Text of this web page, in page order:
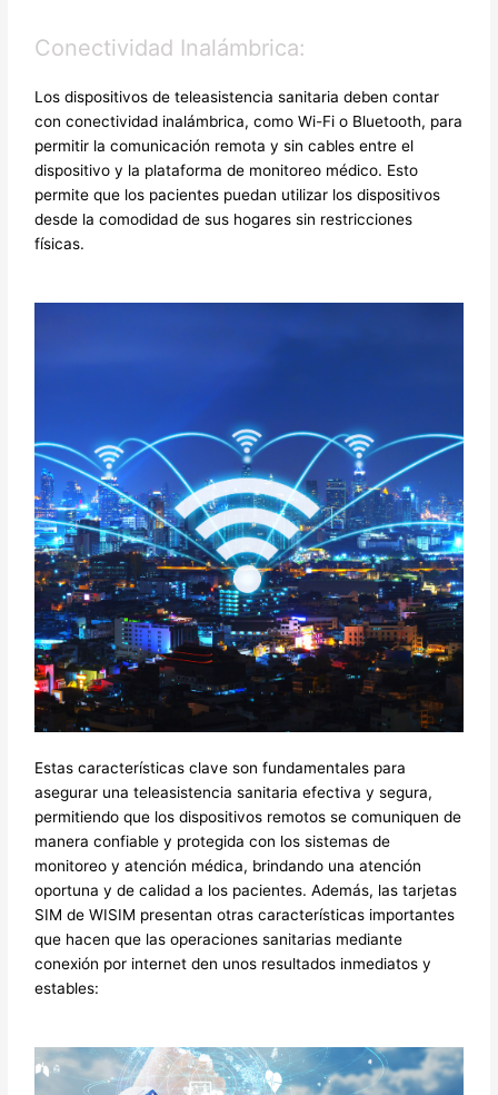
Conectividad Inalámbrica:
Los dispositivos de teleasistencia sanitaria deben contar
con conectividad inalámbrica, como Wi-Fi o Bluetooth, para
permitir la comunicación remota y sin cables entre el
dispositivo y la plataforma de monitoreo médico. Esto
permite que los pacientes puedan utilizar los dispositivos
desde la comodidad de sus hogares sin restricciones
físicas.
Estas características clave son fundamentales para
asegurar una teleasistencia sanitaria efectiva y segura,
permitiendo que los dispositivos remotos se comuniquen de
manera confiable y protegida con los sistemas de
monitoreo y atención médica, brindando una atención
oportuna y de calidad a los pacientes. Además, las tarjetas
SIM de WISIM presentan otras características importantes
que hacen que las operaciones sanitarias mediante
conexión por internet den unos resultados inmediatos y
estables: